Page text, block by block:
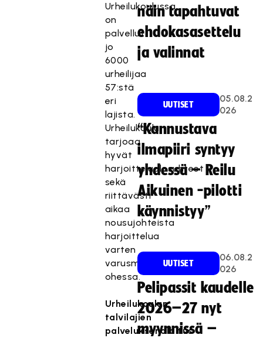
Urheilukoulussa
on
palvellut
jo
6000
urheilijaa
57:stä
eri
lajista.
Urheilukoulu
tarjoaa
hyvät
harjoitteluolosuhteet
sekä
riittävästi
aikaa
nousujohteista
harjoittelua
varten
varusmiespalveluksen
ohessa.
Urheilukoulun
talvilajien
palveluksenaloitus
näin tapahtuvat
ehdokasasettelu
ja valinnat
UUTISET
05.08.2
026
“Kannustava
ilmapiiri syntyy
yhdessä – Reilu
Aikuinen -pilotti
käynnistyy”
UUTISET
06.08.2
026
Pelipassit kaudelle
2026–27 nyt
myynnissä –